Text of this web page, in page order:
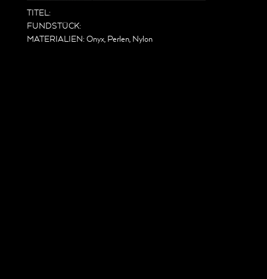
TITEL:
FUNDSTÜCK:
MATERIALIEN: Onyx, Perlen, Nylon